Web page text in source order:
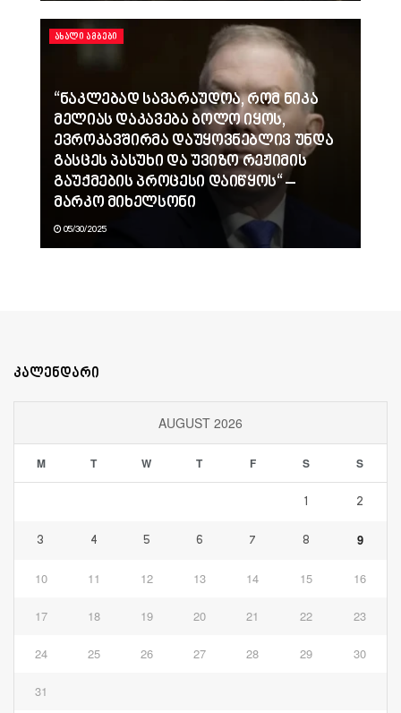
ᲐᲮᲐᲚᲘ ᲐᲛᲑᲔᲑᲘ
“ნაკლებად სავარაუდოა, რომ ნიკა
მელიას დაკავება ბოლო იყოს,
ევროკავშირმა დაუყოვნებლივ უნდა
გასცეს პასუხი და უვიზო რეჟიმის
გაუქმების პროცესი დაიწყოს“ –
მარკო მიხელსონი
05/30/2025
კალენდარი
AUGUST 2026
M T W T F S S
1 2
3 4 5 6 7 8 9
10 11 12 13 14 15 16
17 18 19 20 21 22 23
24 25 26 27 28 29 30
31